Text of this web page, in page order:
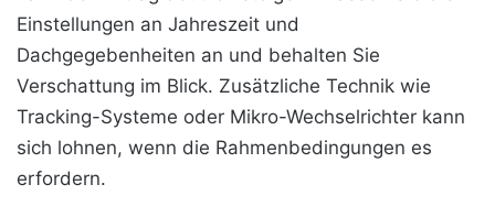
Einstellungen an Jahreszeit und
Dachgegebenheiten an und behalten Sie
Verschattung im Blick. Zusätzliche Technik wie
Tracking-Systeme oder Mikro-Wechselrichter kann
sich lohnen, wenn die Rahmenbedingungen es
erfordern.